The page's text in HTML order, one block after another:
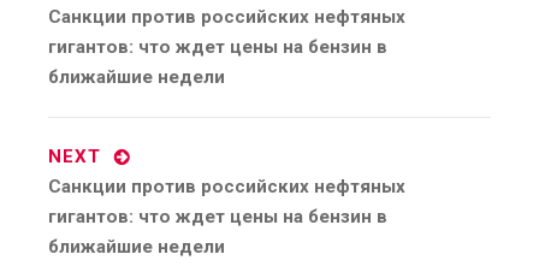
Previous
post:
Санкции против российских нефтяных
гигантов: что ждет цены на бензин в
ближайшие недели
NEXT
Next
post:
Санкции против российских нефтяных
гигантов: что ждет цены на бензин в
ближайшие недели